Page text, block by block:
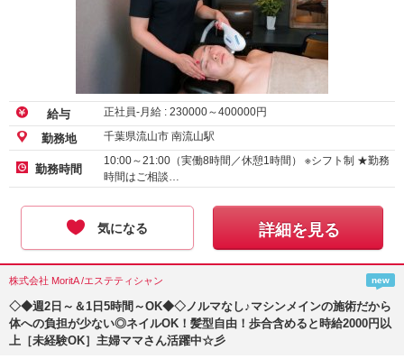
給与 正社員-月給 : 230000～400000円
勤務地 千葉県流山市 南流山駅
勤務時間
10:00～21:00（実働8時間／休憩1時間） ※シフト制 ★勤務
時間はご相談…
気になる 詳細を見る
株式会社 MoritA /エステティシャン new
◇◆週2日～＆1日5時間～OK◆◇ノルマなし♪マシンメインの施術だから
体への負担が少ない◎ネイルOK！髪型自由！歩合含めると時給2000円以
上［未経験OK］主婦ママさん活躍中☆彡